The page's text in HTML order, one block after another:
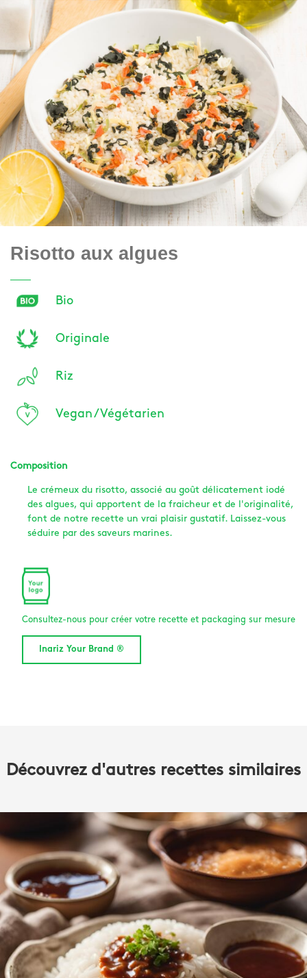
Risotto aux algues
Bio
Originale
Riz
Vegan / Végétarien
Composition
Le crémeux du risotto, associé au goût délicatement iodé
des algues, qui apportent de la fraicheur et de l'originalité,
font de notre recette un vrai plaisir gustatif. Laissez-vous
séduire par des saveurs marines.
Consultez-nous pour créer votre recette et packaging sur mesure
Inariz Your Brand ®
Découvrez d'autres recettes similaires